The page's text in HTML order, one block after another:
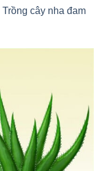
Trồng cây nha đam